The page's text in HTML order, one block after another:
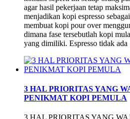
agar hasil pekerjaan tetap
menjadikan kopi espresso
membuat kopi pour over
dimana fase tersebutlah kopi
yang dimiliki. Espresso tidak
3 HAL PRIORITAS YANG
PENIKMAT KOPI PEMULA
3 HAL PRIORITAS YANG